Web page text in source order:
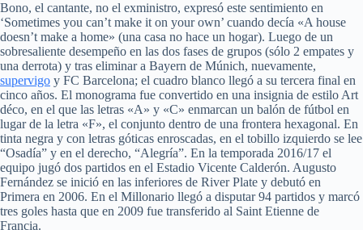
Bono, el cantante, no el exministro, expresó este sentimiento en
‘Sometimes you can’t make it on your own’ cuando decía «A house
doesn’t make a home» (una casa no hace un hogar). Luego de un
sobresaliente desempeño en las dos fases de grupos (sólo 2 empates y
una derrota) y tras eliminar a Bayern de Múnich, nuevamente,
supervigo y FC Barcelona; el cuadro blanco llegó a su tercera final en
cinco años. El monograma fue convertido en una insignia de estilo Art
déco, en el que las letras «A» y «C» enmarcan un balón de fútbol en
lugar de la letra «F», el conjunto dentro de una frontera hexagonal. En
tinta negra y con letras góticas enroscadas, en el tobillo izquierdo se lee
“Osadía” y en el derecho, “Alegría”. En la temporada 2016/17 el
equipo jugó dos partidos en el Estadio Vicente Calderón. Augusto
Fernández se inició en las inferiores de River Plate y debutó en
Primera en 2006. En el Millonario llegó a disputar 94 partidos y marcó
tres goles hasta que en 2009 fue transferido al Saint Etienne de
Francia.